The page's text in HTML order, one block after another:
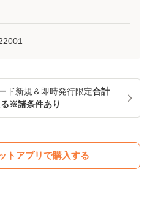
ド新規＆即時発行限定合計
※諸条件あり
トアプリで購入する